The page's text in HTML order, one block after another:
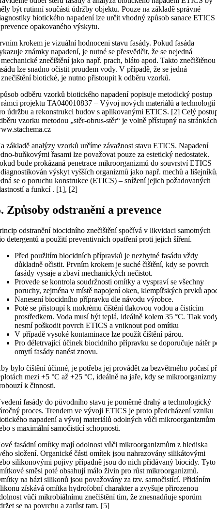
být rutinní součásti údržby objektu. Pouze na základě správné
biotického napadení lze určit vhodný způsob sanace ETICS
opakovaného výskytu.
krokem je vizuální hodnoceni stavu fasády. Pokud fasáda
známky napadení, je nutné se přesvědčit, že se nejedná
znečištění jako např. prach, bláto apod. Takto znečištěnou
lze snadno očistit proudem vody. V případě, že se jedná
biotické, je nutno přistoupit k odběru vzorků.
odběru vzorků biotického napadení popisuje metodický postup
projektu TA040010837 – Vývoj nových materiálů a technologií
údržbu a rekonstrukci budov s aplikovanými ETICS. [2] Celý
vzorku metodou „stěr-obrus-stěr“ je volně přístupný na stránkách
základě analýzy vzorků určíme závažnost stavu ETICS. Napadení
buňkovými řasami lze považovat pouze za estetický nedostatek.
bude prokázaná penetrace mikroorganizmů do souvrství ETICS
výskyt vyšších organizmů jako např. mechů a
se o poruchu konstrukce (ETICS) – snížení jejich požadovaných
a funkcí . [1], [2]
Způsoby odstranění a prevence
odstranění biocidního znečištění spočívá v likvidaci samotných
detergentů a použití preventivních opatření proti jejich šíření.
Před použitím biocidních přípravků je nezbytné fasádu vždy
důkladně očistit. Prvním krokem je suché čištění, kdy se povrch
fasády vysaje a zbaví mechanických nečistot.
Provede se kontrola soudržnosti omítky a vyspraví se všechny
poruchy, zejména v místě napojení oken, klempířských prvků
Nanesení biocidního přípravku dle návodu výrobce.
Poté se přistoupí k mokrému čištění tlakovou vodou a čistícím
prostředkem. Voda musí být teplá, ideálně kolem 35 °C. Tlak
nesmí poškodit povrch ETICS a vniknout pod omítku
V případě vysoké kontaminace lze použít čištění párou.
Pro déletrvající účinek biocidního přípravku se doporučuje nátěr
omytí fasády nanést znovu.
bylo čištění účinné, je potřeba jej provádět za bezvětrného počasí
mezi +5 °C až +25 °C, ideálně na jaře, kdy se mikroorganizmy
k činnosti.
fasády do původního stavu je poměrně drahý a technologický
proces. Trendem ve vývoji ETICS je proto předcházení vzniku
napadení a vývoj materiálů odolných vůči mikroorganizmům
s maximální samočistící schopnosti.
fasádní omítky mají odolnost vůči mikroorganizmům z hlediska
složení. Organické části omítek jsou nahrazovány silikátovými
silikonovými pojivy případně jsou do nich přidávaný biocidy. Tyto
směsi poté obsahují málo živin pro růst mikroorganizmů.
na bázi silikonů jsou považovány za tzv. samočistící. Přidáním
získává omítka hydrofobní charakter a zvyšuje přirozenou
vůči mikrobiálnímu znečištění tím, že znesnadňuje sporům
se na povrchu a zarůst tam. [5]